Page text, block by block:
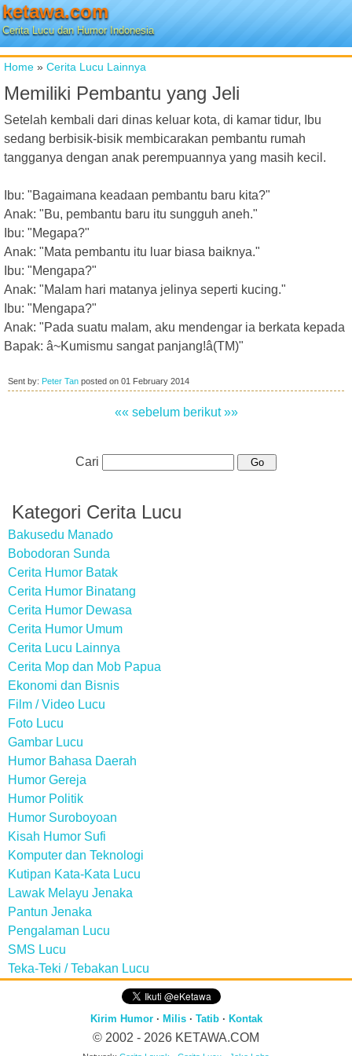
ketawa.com
Cerita Lucu dan Humor Indonesia
Home » Cerita Lucu Lainnya
Memiliki Pembantu yang Jeli
Setelah kembali dari dinas keluar kota, di kamar tidur, Ibu
sedang berbisik-bisik membicarakan pembantu rumah
tangganya dengan anak perempuannya yang masih kecil.
Ibu: "Bagaimana keadaan pembantu baru kita?"
Anak: "Bu, pembantu baru itu sungguh aneh."
Ibu: "Megapa?"
Anak: "Mata pembantu itu luar biasa baiknya."
Ibu: "Mengapa?"
Anak: "Malam hari matanya jelinya seperti kucing."
Ibu: "Mengapa?"
Anak: "Pada suatu malam, aku mendengar ia berkata kepada
Bapak: â~Kumismu sangat panjang!â(TM)"
Sent by: Peter Tan posted on 01 February 2014
«« sebelum berikut »»
Cari
Kategori Cerita Lucu
Bakusedu Manado
Bobodoran Sunda
Cerita Humor Batak
Cerita Humor Binatang
Cerita Humor Dewasa
Cerita Humor Umum
Cerita Lucu Lainnya
Cerita Mop dan Mob Papua
Ekonomi dan Bisnis
Film / Video Lucu
Foto Lucu
Gambar Lucu
Humor Bahasa Daerah
Humor Gereja
Humor Politik
Humor Suroboyoan
Kisah Humor Sufi
Komputer dan Teknologi
Kutipan Kata-Kata Lucu
Lawak Melayu Jenaka
Pantun Jenaka
Pengalaman Lucu
SMS Lucu
Teka-Teki / Tebakan Lucu
Kirim Humor· Milis· Tatib· Kontak
© 2002 - 2026 KETAWA.COM